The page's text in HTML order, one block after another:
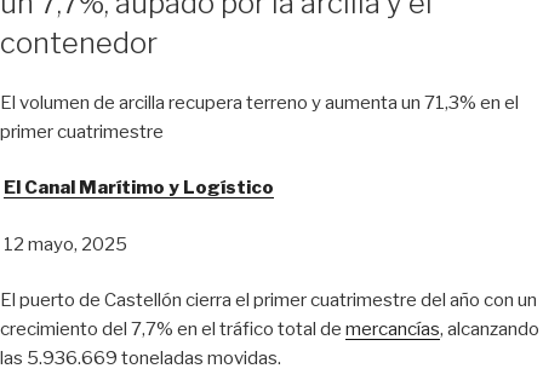
contenedor
El volumen de arcilla recupera terreno y aumenta un 71,3% en el
primer cuatrimestre
El Canal Marítimo y Logístico
12 mayo, 2025
El puerto de Castellón cierra el primer cuatrimestre del año con un
crecimiento del 7,7% en el tráfico total de mercancías, alcanzando
las 5.936.669 toneladas movidas.